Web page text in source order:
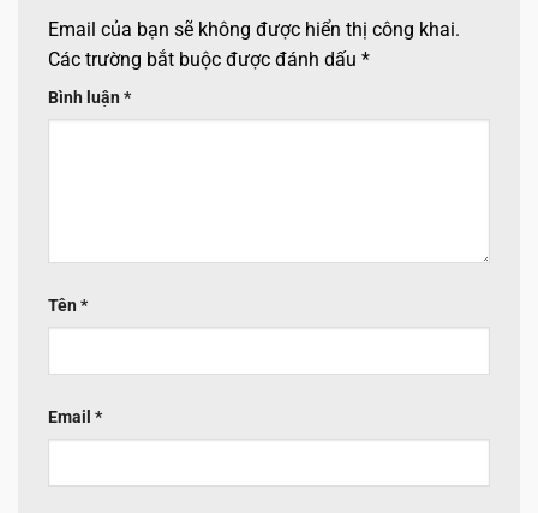
Email của bạn sẽ không được hiển thị công khai.
Các trường bắt buộc được đánh dấu *
Bình luận *
Tên *
Email *